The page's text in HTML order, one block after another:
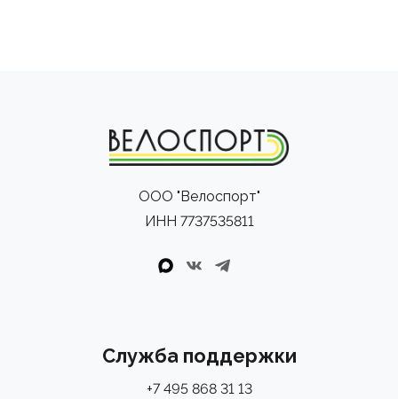
ООО "Велоспорт"
ИНН 7737535811
Служба поддержки
+7 495 868 31 13